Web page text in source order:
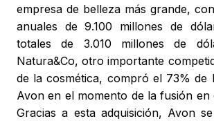
empresa de belleza más grande,
anuales de 9.100 millones de
totales de 3.010 millones de
Natura&Co, otro importante
de la cosmética, compró el 73% de
Avon en el momento de la fusión en
Gracias a esta adquisición, Avon